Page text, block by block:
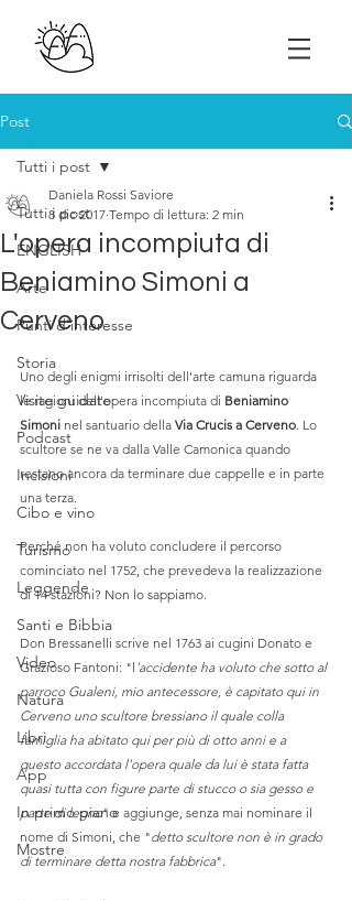
Post
Tutti i post
ENGLISH
Arte
Punti d'interesse
Storia
Visite guidate
Podcast
Incisioni
Cibo e vino
Turismo
Leggende
Santi e Bibbia
Video
Natura
Libri
App
In primo piano
Mostre
Tutti i post
L'opera incompiuta di
Beniamino Simoni a
Cerveno
Daniela Rossi Saviore
8 dic 2017 Tempo di lettura: 2 min
Uno degli enigmi irrisolti dell'arte camuna riguarda
le ragioni dell'opera incompiuta di Beniamino
Simoni nel santuario della Via Crucis a Cerveno. Lo
scultore se ne va dalla Valle Camonica quando
restano ancora da terminare due cappelle e in parte
una terza.
Perché non ha voluto concludere il percorso
cominciato nel 1752, che prevedeva la realizzazione
di 14 stazioni? Non lo sappiamo.
Don Bressanelli scrive nel 1763 ai cugini Donato e
Grazioso Fantoni: "l 'accidente ha voluto che sotto al
parroco Gualeni, mio antecessore, è capitato qui in
Cerveno uno scultore bressiano il quale colla
famiglia ha abitato qui per più di otto anni e a
questo accordata l'opera quale da lui è stata fatta
quasi tutta con figure parte di stucco o sia gesso e
parte di legno" e aggiunge, senza mai nominare il
nome di Simoni, che "detto scultore non è in grado
di terminare detta nostra fabbrica".